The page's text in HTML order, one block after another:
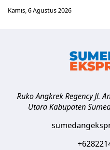
Kamis, 6 Agustus 2026
Ruko Angkrek Regency Jl.
Utara Kabupaten